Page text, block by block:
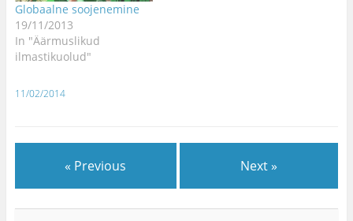
Globaalne soojenemine
19/11/2013
In "Äärmuslikud
ilmastikuolud"
11/02/2014
« Previous Next »